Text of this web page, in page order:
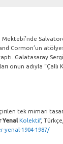
Mektebi’nde
Cormon’un
Galatasaray
onun adıyla “Çallı
tek mimari
YenalKolektif,
1904-1987/